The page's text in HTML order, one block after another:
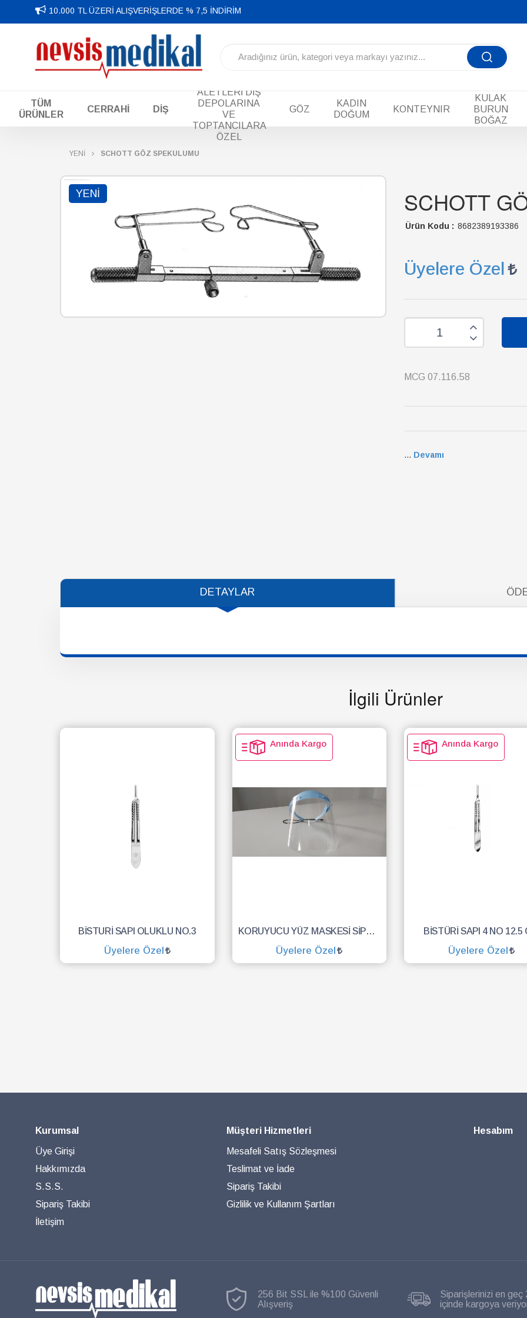
10.000 TL ÜZERİ ALIŞVERİŞLERDE % 7,5 İNDİRİM
TÜM
ÜRÜNLER
CERRAHİ DİŞ
ALETLERİ DİŞ
DEPOLARINA
VE
TOPTANCILARA
ÖZEL
GÖZ
KADIN
DOĞUM
KONTEYNIR
KULAK
BURUN
BOĞAZ
YENİ SCHOTT GÖZ SPEKULUMU
YENI SCHOTT
Ürün Kodu : 8682389193386
Üyelere Özel
MCG 07.116.58
... Devamı
DETAYLAR
İlgili Ürünler
BİSTURİ SAPI OLUKLU NO.3
Üyelere Özel
Anında Kargo
KORUYUCU YÜZ MASKESİ SİPERLİK.YÜZ KALKANI.DENTAL MASKE
Üyelere Özel
Anında Kargo
BİSTÜRİ SAPI 4 NO 12.5
Üyelere Özel
Kurumsal
Üye Girişi
Hakkımızda
S.S.S.
Sipariş Takibi
İletişim
Müşteri Hizmetleri
Mesafeli Satış Sözleşmesi
Teslimat ve İade
Sipariş Takibi
Gizlilik ve Kullanım Şartları
Hesabım
256 Bit SSL ile %100 Güvenli
Alışveriş
Siparişlerinizi en geç
içinde kargoya